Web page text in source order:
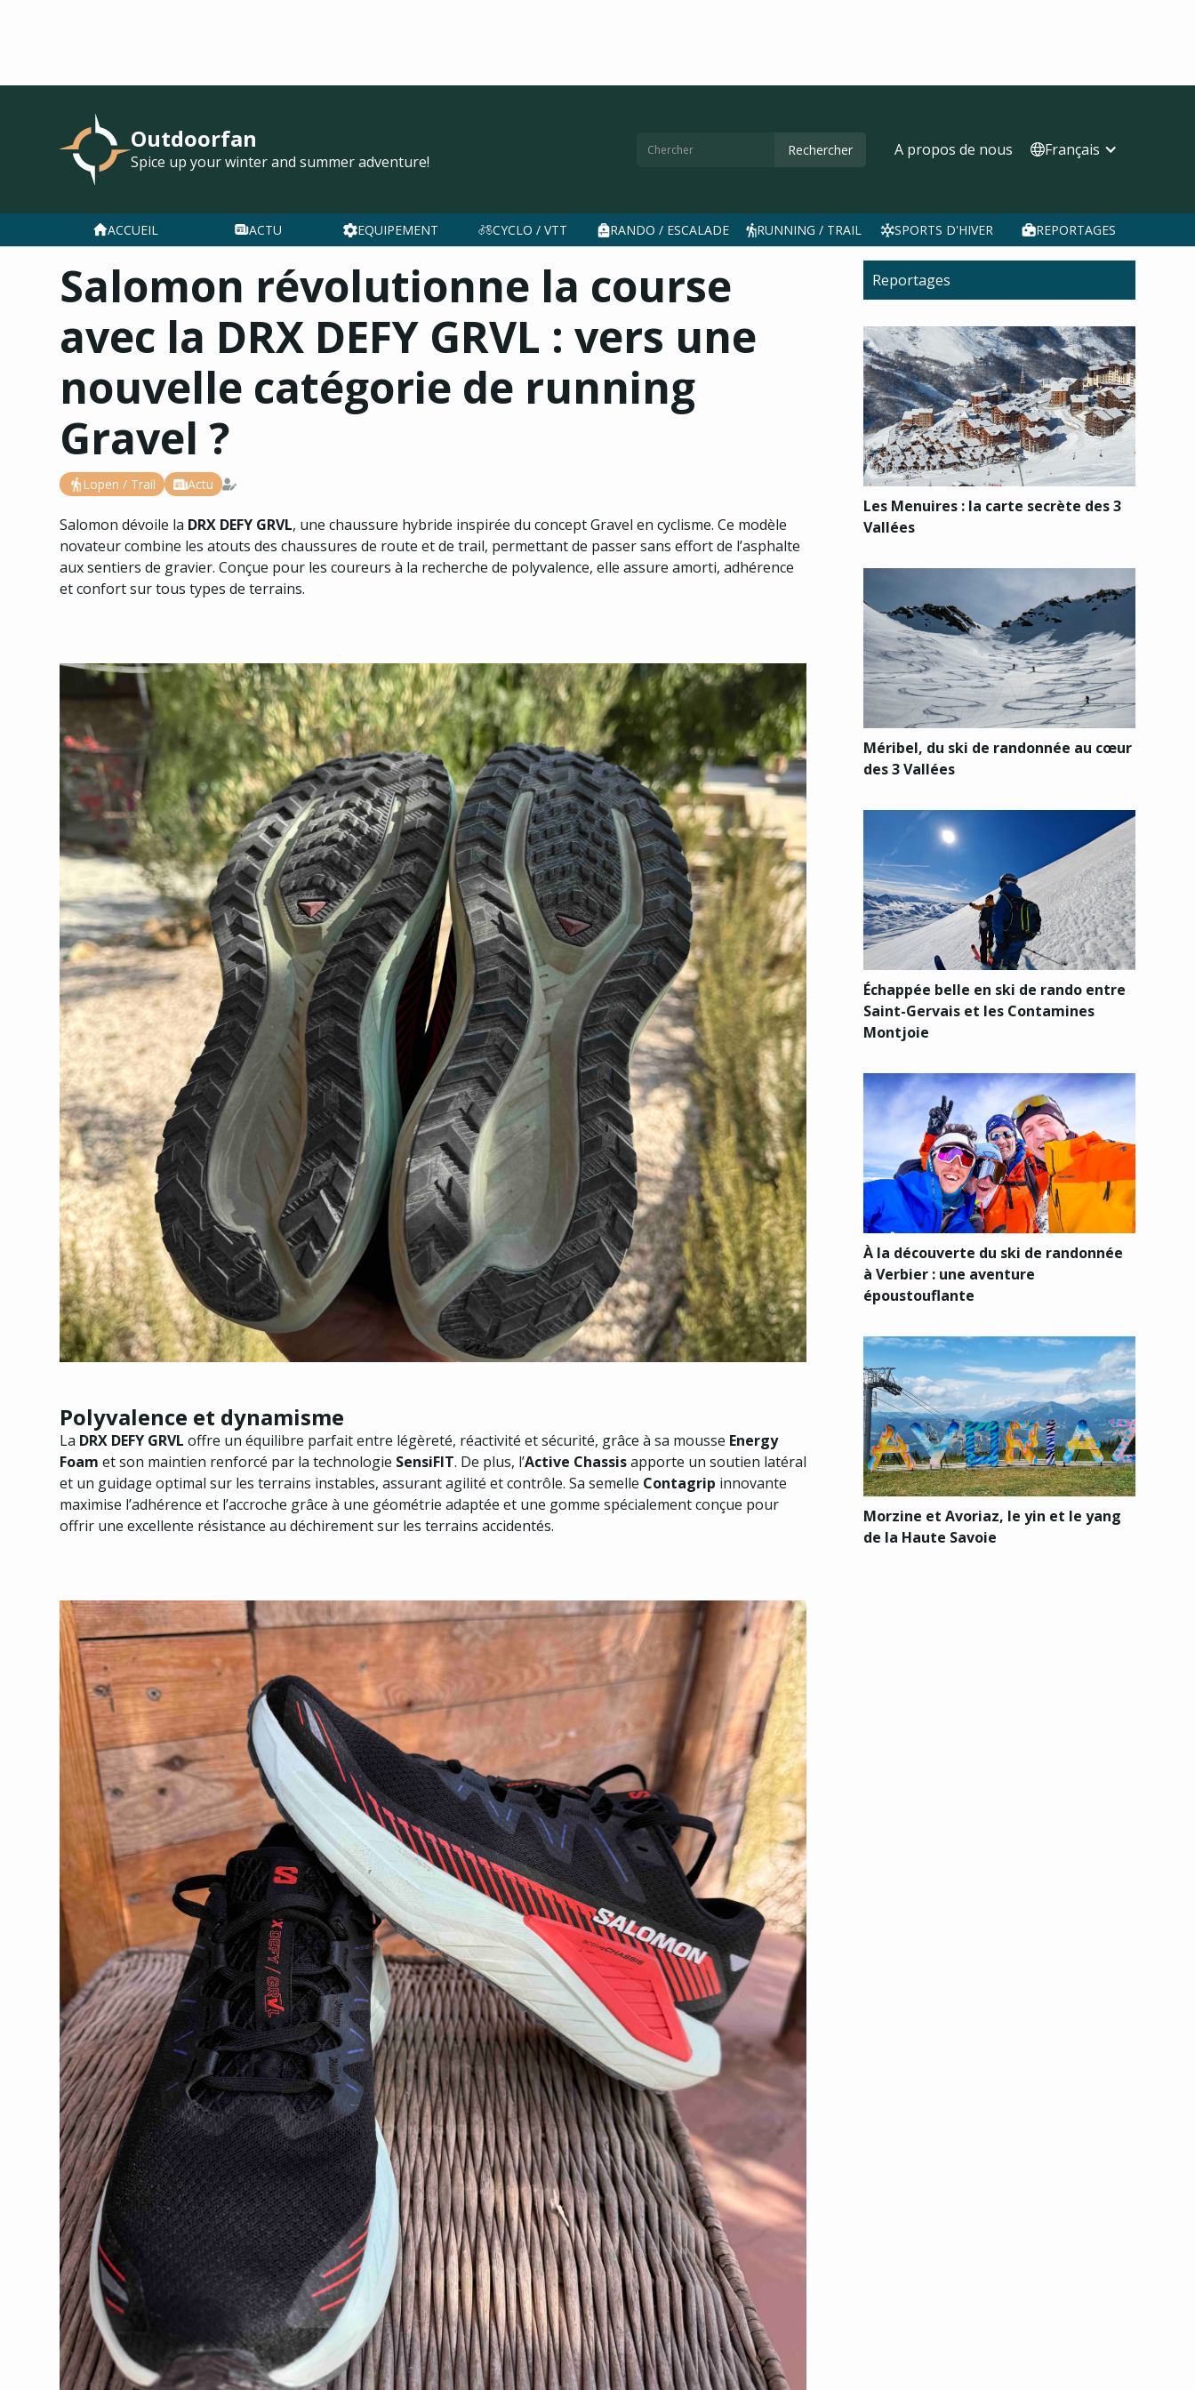
Outdoorfan
Spice up your winter and summer adventure!
A propos de nous Français
ACCUEIL ACTU EQUIPEMENT CYCLO / VTT RANDO / ESCALADE RUNNING / TRAIL SPORTS D'HIVER REPORTAGES
Salomon révolutionne la course
avec la DRX DEFY GRVL : vers une
nouvelle catégorie de running
Gravel ?
Lopen / Trail Actu
Salomon dévoile la DRX DEFY GRVL, une chaussure hybride inspirée du concept Gravel en cyclisme. Ce modèle
novateur combine les atouts des chaussures de route et de trail, permettant de passer sans effort de l’asphalte
aux sentiers de gravier. Conçue pour les coureurs à la recherche de polyvalence, elle assure amorti, adhérence
et confort sur tous types de terrains.
Polyvalence et dynamisme
La DRX DEFY GRVL offre un équilibre parfait entre légèreté, réactivité et sécurité, grâce à sa mousse Energy
Foam et son maintien renforcé par la technologie SensiFIT. De plus, l’Active Chassisapporte un soutien latéral
et un guidage optimal sur les terrains instables, assurant agilité et contrôle. Sa semelle Contagrip innovante
maximise l’adhérence et l’accroche grâce à une géométrie adaptée et une gomme spécialement conçue pour
offrir une excellente résistance au déchirement sur les terrains accidentés.
Reportages
Les Menuires : la carte secrète des 3
Vallées
Méribel, du ski de randonnée au cœur
des 3 Vallées
Échappée belle en ski de rando entre
Saint-Gervais et les Contamines
Montjoie
À la découverte du ski de randonnée
à Verbier : une aventure
époustouflante
Morzine et Avoriaz, le yin et le yang
de la Haute Savoie